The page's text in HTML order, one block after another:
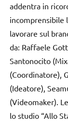
addentra in
incomprensibile
lavorare sul
da: Raffaele
Santonocito (
(Coordinatore),
(Ideatore),
(Videomaker).
lo studio “Allo